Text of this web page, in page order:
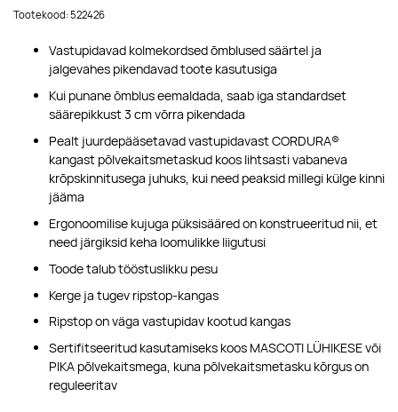
Tootekood: 522426
Vastupidavad kolmekordsed õmblused säärtel ja
jalgevahes pikendavad toote kasutusiga
Kui punane õmblus eemaldada, saab iga standardset
säärepikkust 3 cm võrra pikendada
Pealt juurdepääsetavad vastupidavast CORDURA®
kangast põlvekaitsmetaskud koos lihtsasti vabaneva
krõpskinnitusega juhuks, kui need peaksid millegi külge kinni
jääma
Ergonoomilise kujuga püksisääred on konstrueeritud nii, et
need järgiksid keha loomulikke liigutusi
Toode talub tööstuslikku pesu
Kerge ja tugev ripstop-kangas
Ripstop on väga vastupidav kootud kangas
Sertifitseeritud kasutamiseks koos MASCOTI LÜHIKESE või
PIKA põlvekaitsmega, kuna põlvekaitsmetasku kõrgus on
reguleeritav